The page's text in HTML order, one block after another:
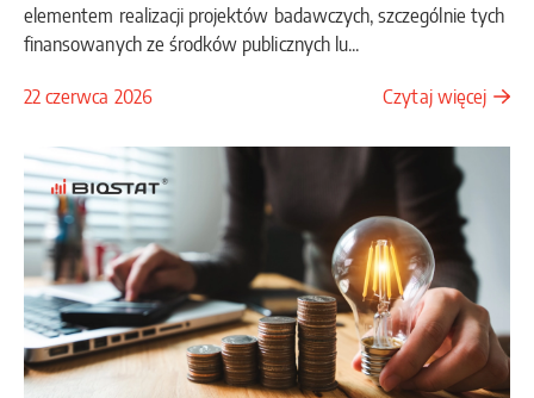
elementem realizacji projektów badawczych, szczególnie tych
finansowanych ze środków publicznych lu...
22 czerwca 2026 Czytaj więcej